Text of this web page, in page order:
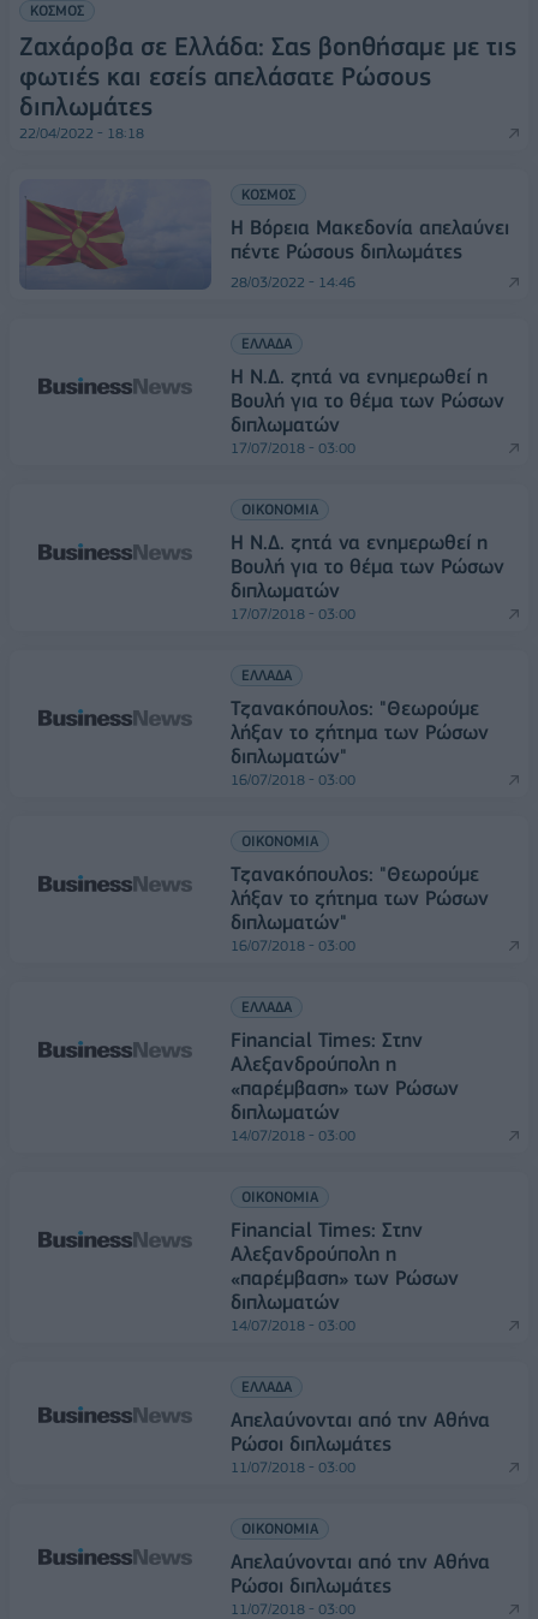
ΚΟΣΜΟΣ
Ζαχάροβα σε Ελλάδα: Σας βοηθήσαμε με τις
φωτιές και εσείς απελάσατε Ρώσους
διπλωμάτες
22/04/2022 - 18:18
ΚΟΣΜΟΣ
Η Βόρεια Μακεδονία απελαύνει
πέντε Ρώσους διπλωμάτες
28/03/2022 - 14:46
ΕΛΛΑΔΑ
Η Ν.Δ. ζητά να ενημερωθεί η
Βουλή για το θέμα των Ρώσων
διπλωματών
17/07/2018 - 03:00
ΟΙΚΟΝΟΜΙΑ
Η Ν.Δ. ζητά να ενημερωθεί η
Βουλή για το θέμα των Ρώσων
διπλωματών
17/07/2018 - 03:00
ΕΛΛΑΔΑ
Τζανακόπουλος: "Θεωρούμε
λήξαν το ζήτημα των Ρώσων
διπλωματών"
16/07/2018 - 03:00
ΟΙΚΟΝΟΜΙΑ
Τζανακόπουλος: "Θεωρούμε
λήξαν το ζήτημα των Ρώσων
διπλωματών"
16/07/2018 - 03:00
ΕΛΛΑΔΑ
Financial Times: Στην
Αλεξανδρούπολη η
«παρέμβαση» των Ρώσων
διπλωματών
14/07/2018 - 03:00
ΟΙΚΟΝΟΜΙΑ
Financial Times: Στην
Αλεξανδρούπολη η
«παρέμβαση» των Ρώσων
διπλωματών
14/07/2018 - 03:00
ΕΛΛΑΔΑ
Απελαύνονται από την Αθήνα
Ρώσοι διπλωμάτες
11/07/2018 - 03:00
ΟΙΚΟΝΟΜΙΑ
Απελαύνονται από την Αθήνα
Ρώσοι διπλωμάτες
11/07/2018 - 03:00